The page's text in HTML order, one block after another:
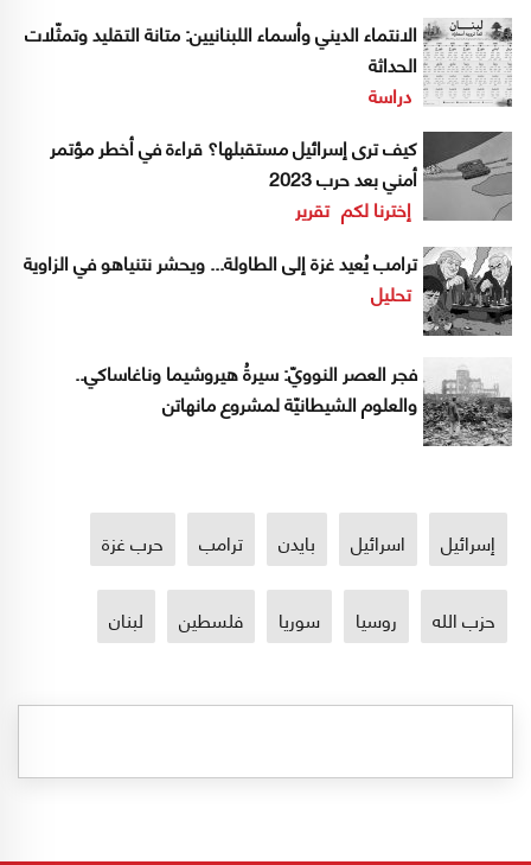
الانتماء الديني وأسماء اللبنانيين: متانة التقليد وتمثّلات
الحداثة
دراسة
كيف ترى إسرائيل مستقبلها؟ قراءة في أخطر مؤتمر
أمني بعد حرب 2023
إخترنا لكم تقرير
ترامب يُعيد غزة إلى الطاولة... ويحشر نتنياهو في الزاوية
تحليل
فجر العصر النوويّ: سيرةُ هيروشيما وناغاساكي..
والعلوم الشيطانيّة لمشروع مانهاتن
إسرائيل اسرائيل بايدن ترامب حرب غزة
حزب الله روسيا سوريا فلسطين لبنان